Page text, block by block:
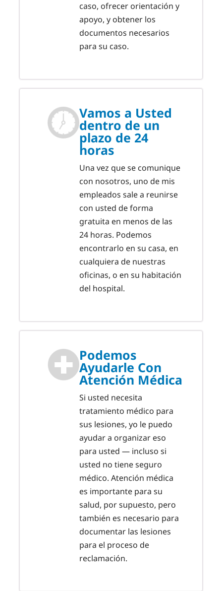
caso, ofrecer orientación y
apoyo, y obtener los
documentos necesarios
para su caso.
Vamos a Usted
dentro de un
plazo de 24
horas
Una vez que se comunique
con nosotros, uno de mis
empleados sale a reunirse
con usted de forma
gratuita en menos de las
24 horas. Podemos
encontrarlo en su casa, en
cualquiera de nuestras
oficinas, o en su habitación
del hospital.
Podemos
Ayudarle Con
Atención Médica
Si usted necesita
tratamiento médico para
sus lesiones, yo le puedo
ayudar a organizar eso
para usted — incluso si
usted no tiene seguro
médico. Atención médica
es importante para su
salud, por supuesto, pero
también es necesario para
documentar las lesiones
para el proceso de
reclamación.